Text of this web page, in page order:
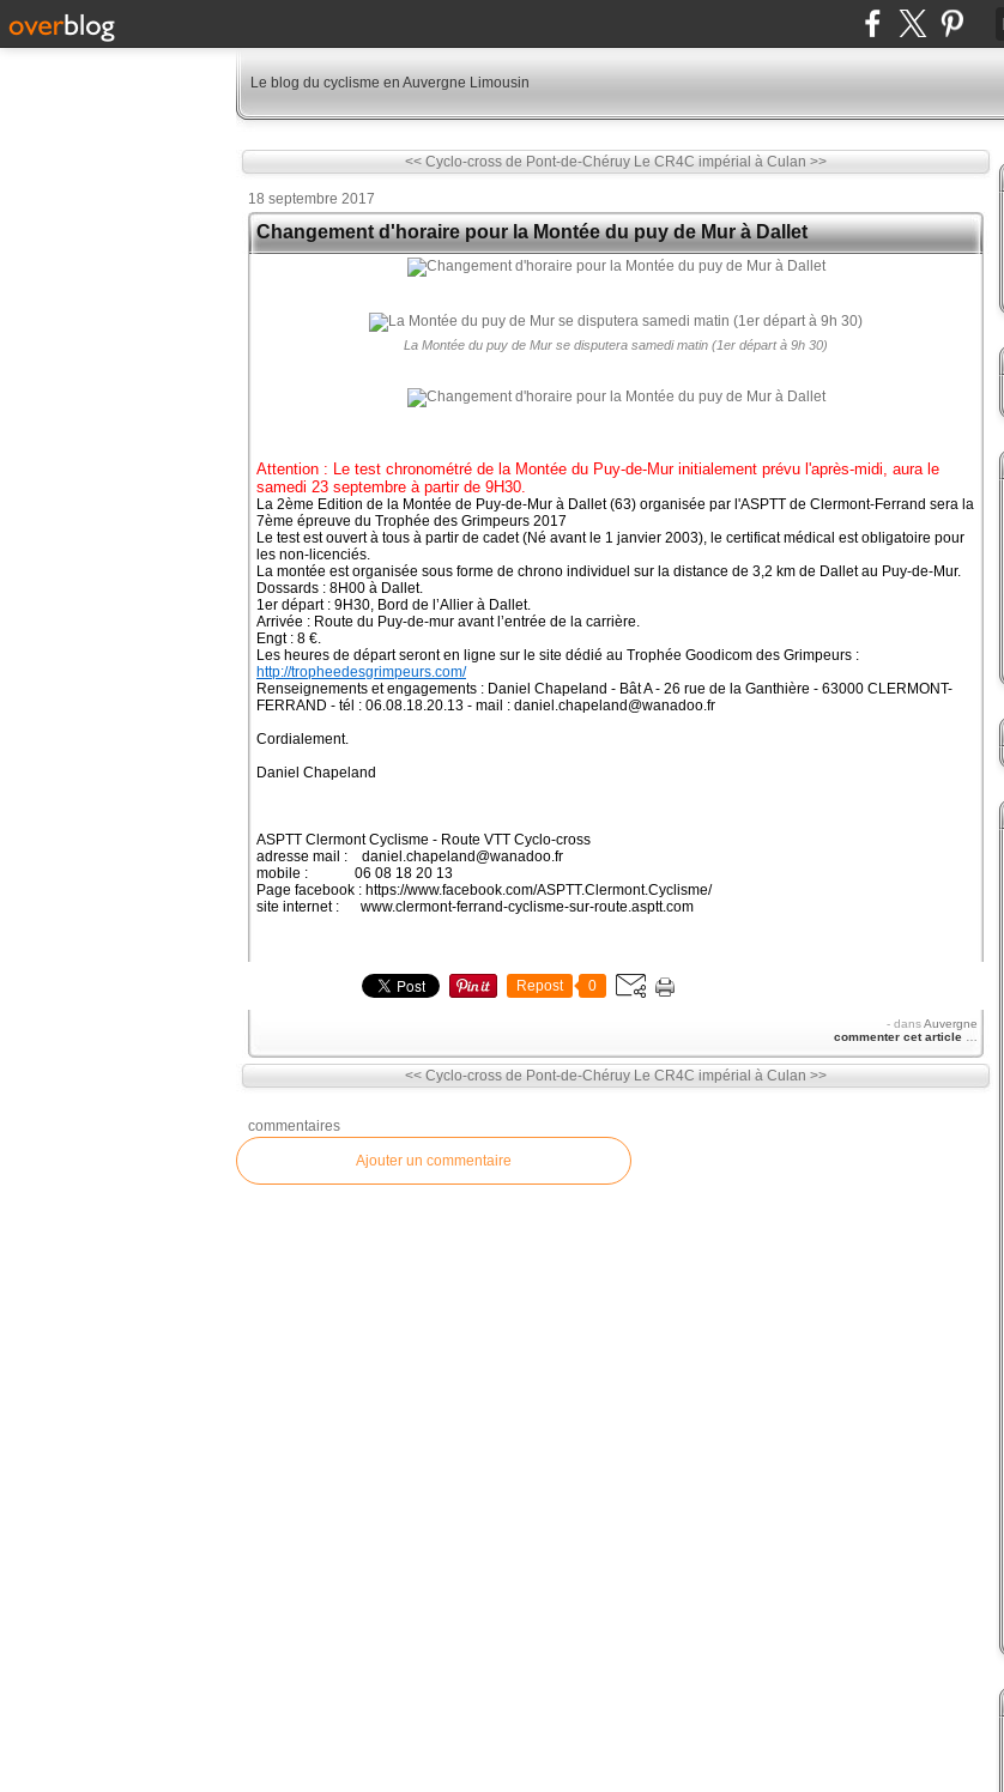
Le blog du cyclisme en Auvergne Limousin
<< Cyclo-cross de Pont-de-Chéruy Le CR4C impérial à Culan >>
18 septembre 2017
Changement d'horaire pour la Montée du puy de Mur à Dallet
La Montée du puy de Mur se disputera samedi matin (1er départ à 9h 30)
Attention : Le test chronométré de la Montée du Puy-de-Mur initialement prévu l'après-midi, aura le
samedi 23 septembre à partir de 9H30.
La 2ème Edition de la Montée de Puy-de-Mur à Dallet (63) organisée par l'ASPTT de Clermont-Ferrand sera la
7ème épreuve du Trophée des Grimpeurs 2017
Le test est ouvert à tous à partir de cadet (Né avant le 1 janvier 2003), le certificat médical est obligatoire pour
les non-licenciés.
La montée est organisée sous forme de chrono individuel sur la distance de 3,2 km de Dallet au Puy-de-Mur.
Dossards : 8H00 à Dallet.
1er départ : 9H30, Bord de l’Allier à Dallet.
Arrivée : Route du Puy-de-mur avant l’entrée de la carrière.
Engt : 8 €.
Les heures de départ seront en ligne sur le site dédié au Trophée Goodicom des Grimpeurs :
http://tropheedesgrimpeurs.com/
Renseignements et engagements : Daniel Chapeland - Bât A - 26 rue de la Ganthière - 63000 CLERMONT-
FERRAND - tél : 06.08.18.20.13 - mail : daniel.chapeland@wanadoo.fr
Cordialement.
Daniel Chapeland
ASPTT Clermont Cyclisme - Route VTT Cyclo-cross
adresse mail : daniel.chapeland@wanadoo.fr
mobile : 06 08 18 20 13
Page facebook : https://www.facebook.com/ASPTT.Clermont.Cyclisme/
site internet : www.clermont-ferrand-cyclisme-sur-route.asptt.com
Repost 0
- dansAuvergne
commenter cet article
<< Cyclo-cross de Pont-de-Chéruy Le CR4C impérial à Culan >>
commentaires
Ajouter un commentaire